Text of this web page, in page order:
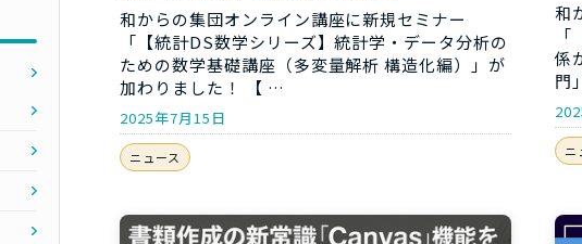
和からの集団オンライン講座に新規セミナー
「【統計DS数学シリーズ】統計学・データ分析の
ための数学基礎講座（多変量解析 構造化編）」が
加わりました！ 【 …
2025年7月15日
ニュース
和
係
門
ニ